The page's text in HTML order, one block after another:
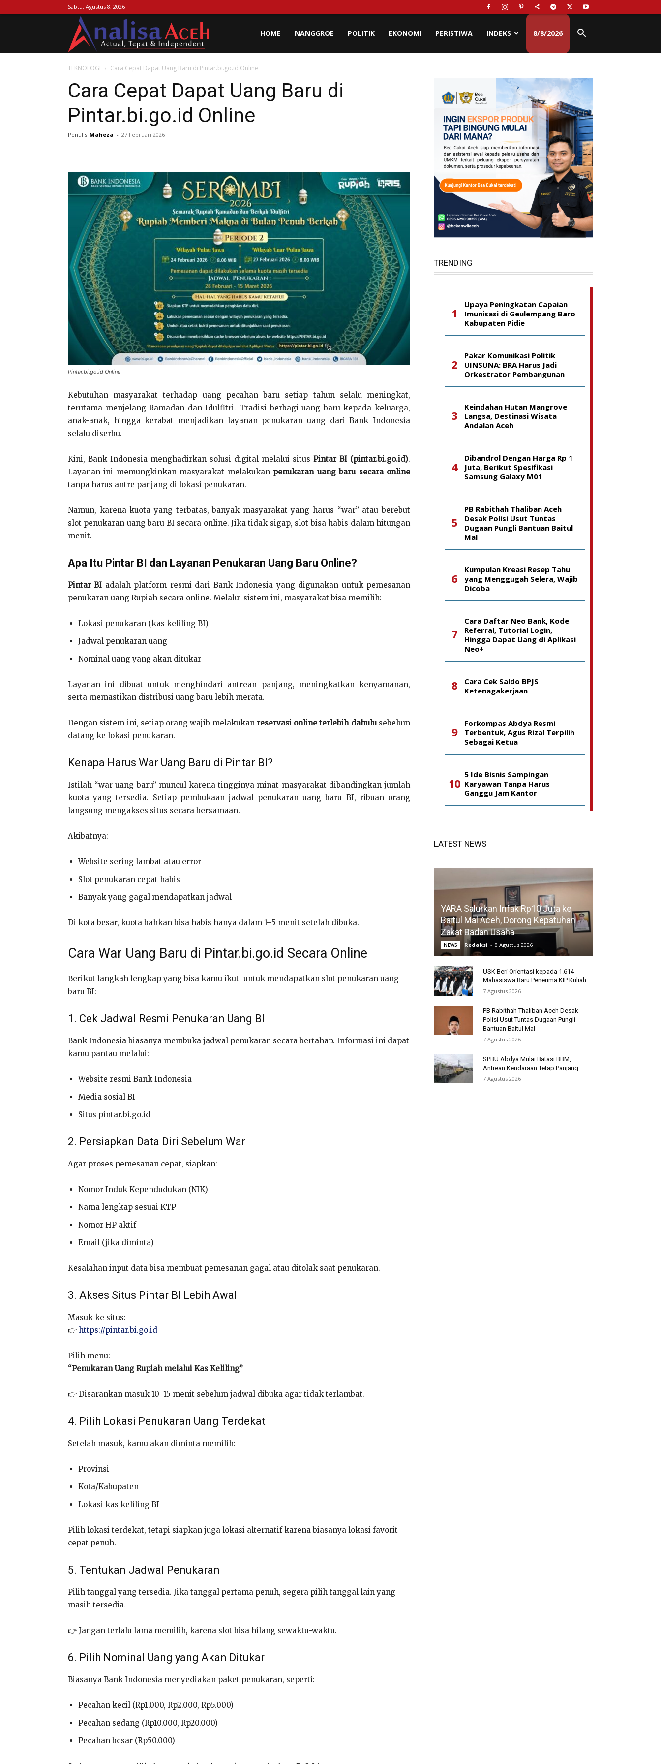
Sabtu, Agustus 8, 2026
Aceh
HOME NANGGROE POLITIK EKONOMI PERISTIWA INDEKS 8/8/2026
TEKNOLOGI Cara Cepat Dapat Uang Baru di Pintar.bi.go.id Online
Cara Cepat Dapat Uang Baru di
Pintar.bi.go.id Online
Penulis Maheza - 27 Februari 2026
Pintar.bi.go.id Online
Kebutuhan masyarakat terhadap uang pecahan baru setiap tahun selalu meningkat,
terutama menjelang Ramadan dan Idulfitri. Tradisi berbagi uang baru kepada keluarga,
anak-anak, hingga kerabat menjadikan layanan penukaran uang dari Bank Indonesia
selalu diserbu.
Kini, Bank Indonesia menghadirkan solusi digital melalui situs Pintar BI (pintar.bi.go.id).
Layanan ini memungkinkan masyarakat melakukan penukaran uang baru secara online
tanpa harus antre panjang di lokasi penukaran.
Namun, karena kuota yang terbatas, banyak masyarakat yang harus “war” atau berebut
slot penukaran uang baru BI secara online. Jika tidak sigap, slot bisa habis dalam hitungan
menit.
Apa Itu Pintar BI dan Layanan Penukaran Uang Baru Online?
Pintar BI adalah platform resmi dari Bank Indonesia yang digunakan untuk pemesanan
penukaran uang Rupiah secara online. Melalui sistem ini, masyarakat bisa memilih:
Lokasi penukaran (kas keliling BI)
Jadwal penukaran uang
Nominal uang yang akan ditukar
Layanan ini dibuat untuk menghindari antrean panjang, meningkatkan kenyamanan,
serta memastikan distribusi uang baru lebih merata.
Dengan sistem ini, setiap orang wajib melakukan reservasi online terlebih dahulusebelum
datang ke lokasi penukaran.
Kenapa Harus War Uang Baru di Pintar BI?
Istilah “war uang baru” muncul karena tingginya minat masyarakat dibandingkan jumlah
kuota yang tersedia. Setiap pembukaan jadwal penukaran uang baru BI, ribuan orang
langsung mengakses situs secara bersamaan.
Akibatnya:
Website sering lambat atau error
Slot penukaran cepat habis
Banyak yang gagal mendapatkan jadwal
Di kota besar, kuota bahkan bisa habis hanya dalam 1–5 menit setelah dibuka.
Cara War Uang Baru di Pintar.bi.go.id Secara Online
Berikut langkah lengkap yang bisa kamu ikuti untuk mendapatkan slot penukaran uang
baru BI:
1. Cek Jadwal Resmi Penukaran Uang BI
Bank Indonesia biasanya membuka jadwal penukaran secara bertahap. Informasi ini dapat
kamu pantau melalui:
Website resmi Bank Indonesia
Media sosial BI
Situs pintar.bi.go.id
2. Persiapkan Data Diri Sebelum War
Agar proses pemesanan cepat, siapkan:
Nomor Induk Kependudukan (NIK)
Nama lengkap sesuai KTP
Nomor HP aktif
Email (jika diminta)
Kesalahan input data bisa membuat pemesanan gagal atau ditolak saat penukaran.
3. Akses Situs Pintar BI Lebih Awal
Masuk ke situs:
👉 https://pintar.bi.go.id
Pilih menu:
“Penukaran Uang Rupiah melalui Kas Keliling”
👉 Disarankan masuk 10–15 menit sebelum jadwal dibuka agar tidak terlambat.
4. Pilih Lokasi Penukaran Uang Terdekat
Setelah masuk, kamu akan diminta memilih:
Provinsi
Kota/Kabupaten
Lokasi kas keliling BI
Pilih lokasi terdekat, tetapi siapkan juga lokasi alternatif karena biasanya lokasi favorit
cepat penuh.
5. Tentukan Jadwal Penukaran
Pilih tanggal yang tersedia. Jika tanggal pertama penuh, segera pilih tanggal lain yang
masih tersedia.
👉 Jangan terlalu lama memilih, karena slot bisa hilang sewaktu-waktu.
6. Pilih Nominal Uang yang Akan Ditukar
Biasanya Bank Indonesia menyediakan paket penukaran, seperti:
Pecahan kecil (Rp1.000, Rp2.000, Rp5.000)
Pecahan sedang (Rp10.000, Rp20.000)
Pecahan besar (Rp50.000)
TRENDING
Upaya Peningkatan Capaian
Imunisasi di Geulempang Baro
Kabupaten Pidie
Pakar Komunikasi Politik
UINSUNA: BRA Harus Jadi
Orkestrator Pembangunan
Keindahan Hutan Mangrove
Langsa, Destinasi Wisata
Andalan Aceh
Dibandrol Dengan Harga Rp 1
Juta, Berikut Spesifikasi
Samsung Galaxy M01
PB Rabithah Thaliban Aceh
Desak Polisi Usut Tuntas
Dugaan Pungli Bantuan Baitul
Mal
Kumpulan Kreasi Resep Tahu
yang Menggugah Selera, Wajib
Dicoba
Cara Daftar Neo Bank, Kode
Referral, Tutorial Login,
Hingga Dapat Uang di Aplikasi
Neo+
Cara Cek Saldo BPJS
Ketenagakerjaan
Forkompas Abdya Resmi
Terbentuk, Agus Rizal Terpilih
Sebagai Ketua
5 Ide Bisnis Sampingan
Karyawan Tanpa Harus
Ganggu Jam Kantor
LATEST NEWS
YARA Salurkan Infak Rp10 Juta ke
Baitul Mal Aceh, Dorong Kepatuhan
Zakat Badan Usaha
NEWS Redaksi - 8 Agustus 2026
USK Beri Orientasi kepada 1.614
Mahasiswa Baru Penerima KIP Kuliah
7 Agustus 2026
PB Rabithah Thaliban Aceh Desak
Polisi Usut Tuntas Dugaan Pungli
Bantuan Baitul Mal
7 Agustus 2026
SPBU Abdya Mulai Batasi BBM,
Antrean Kendaraan Tetap Panjang
7 Agustus 2026